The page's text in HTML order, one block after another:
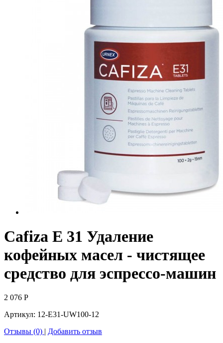
Cafiza E 31 Удаление
кофейных масел - чистящее
средство для эспрессо-машин
2 076 Р
Артикул: 12-E31-UW100-12
Отзывы (0) | Добавить отзыв